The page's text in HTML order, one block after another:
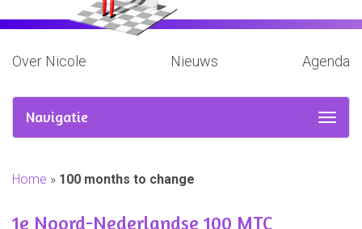
Over Nicole Nieuws Agenda
Navigatie
Home » 100 months to change
1e Noord-Nederlandse 100 MTC